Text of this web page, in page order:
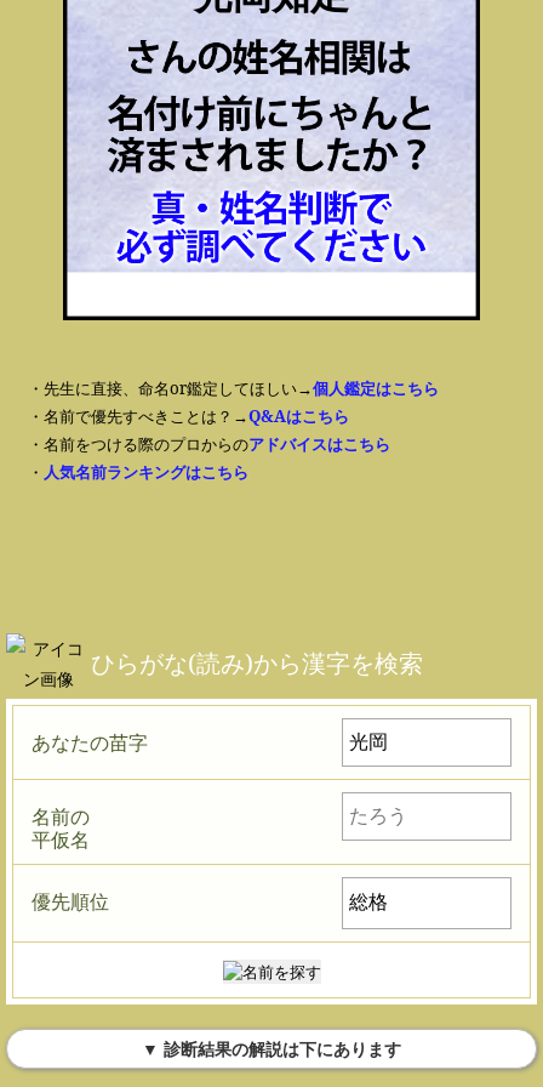
・先生に直接、命名or鑑定してほしい→個人鑑定はこちら
・名前で優先すべきことは？→Q&Aはこちら
・名前をつける際のプロからのアドバイスはこちら
・ 人気名前ランキングはこちら
ひらがな(読み)から漢字を検索
あなたの苗字
名前の
平仮名
優先順位
▼ 診断結果の解説は下にあります